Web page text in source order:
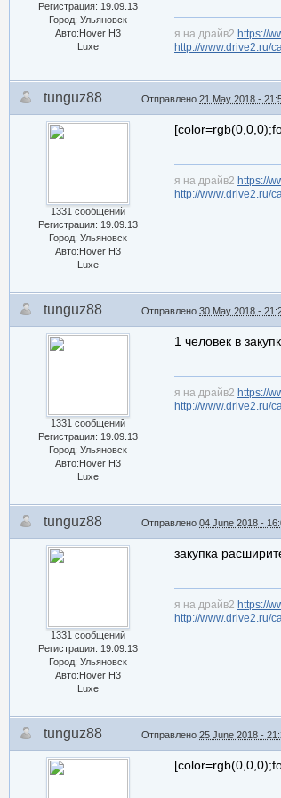
Регистрация: 19.09.13
Город: Ульяновск
Авто:Hover H3
Luxe
я на драйв2 https://
http://www.drive2.ru/
tunguz88 Отправлено 21 May 2018 -
1331 сообщений
Регистрация: 19.09.13
Город: Ульяновск
Авто:Hover H3
Luxe
я на драйв2 https://
http://www.drive2.ru/
tunguz88 Отправлено 30 May 2018 -
1331 сообщений
Регистрация: 19.09.13
Город: Ульяновск
Авто:Hover H3
Luxe
1 человек в
я на драйв2 https://
http://www.drive2.ru/
tunguz88 Отправлено 04 June 2018 -
1331 сообщений
Регистрация: 19.09.13
Город: Ульяновск
Авто:Hover H3
Luxe
закупка
я на драйв2 https://
http://www.drive2.ru/
tunguz88 Отправлено 25 June 2018 -